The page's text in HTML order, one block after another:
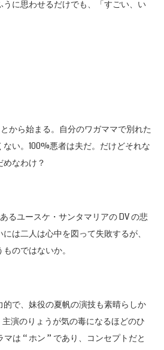
に思わせるだけでも、「すごい、い
から始まる。自分のワガママで別れた
い。100%悪者は夫だ。だけどそれな
なわけ？
るユースケ・サンタマリアの DV の悲
は二人は心中を図って失敗するが、
のではないか。
で、妹役の夏帆の演技も素晴らしか
演のりょうが気の毒になるほどのひ
は “ ホン ” であり、コンセプトだと